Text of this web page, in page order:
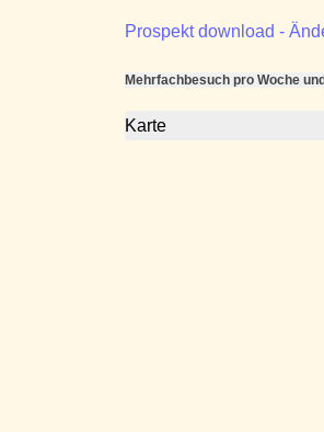
Prospekt download -
Mehrfachbesuch pro Woche
Karte